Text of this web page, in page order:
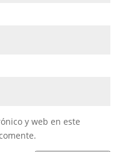
y web en este